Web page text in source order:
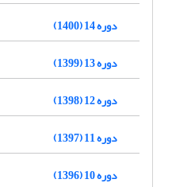
دوره 14 (1400)
دوره 13 (1399)
دوره 12 (1398)
دوره 11 (1397)
دوره 10 (1396)